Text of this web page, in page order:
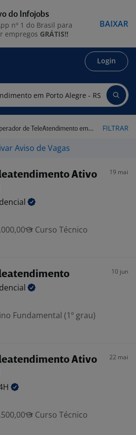
Login
TeleAtendimento em Porto Alegre - RS FILTRAR
Aviso de Vagas
Ativo
19 mai
Curso Técnico
10 jun
Fundamental (1º grau)
Ativo
22 mai
Curso Técnico
do Infojobs
nº 1 do Brasil para
empregos GRÁTIS!!
BAIXAR